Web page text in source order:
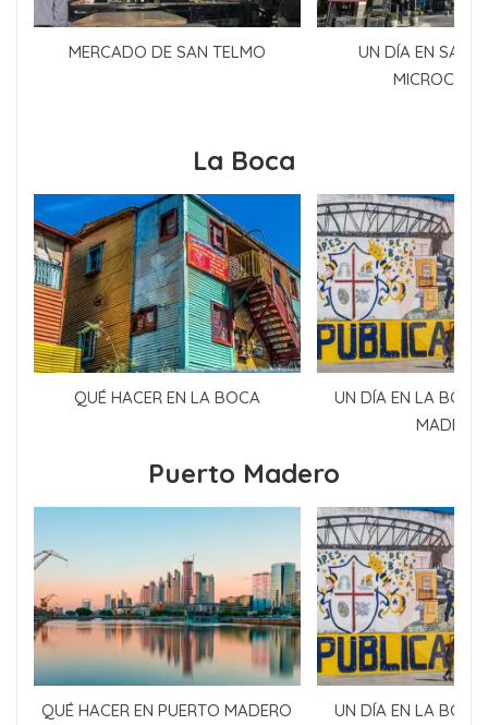
MERCADO DE SAN TELMO
UN DÍA EN SAN
La Boca
QUÉ HACER EN LA BOCA
UN DÍA EN LA
MADERO
Puerto Madero
QUÉ HACER EN PUERTO MADERO
UN DÍA EN LA